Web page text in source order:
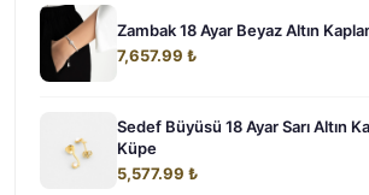
Zambak 18 Ayar Beyaz Altın
7,657.99 ₺
Sedef Büyüsü 18 Ayar Sarı Altın
Küpe
5,577.99 ₺